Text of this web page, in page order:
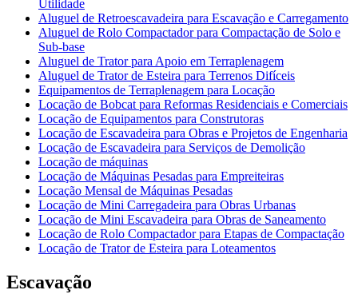
Utilidade
Aluguel de Retroescavadeira para Escavação e Carregamento
Aluguel de Rolo Compactador para Compactação de Solo e
Sub-base
Aluguel de Trator para Apoio em Terraplenagem
Aluguel de Trator de Esteira para Terrenos Difíceis
Equipamentos de Terraplenagem para Locação
Locação de Bobcat para Reformas Residenciais e Comerciais
Locação de Equipamentos para Construtoras
Locação de Escavadeira para Obras e Projetos de Engenharia
Locação de Escavadeira para Serviços de Demolição
Locação de máquinas
Locação de Máquinas Pesadas para Empreiteiras
Locação Mensal de Máquinas Pesadas
Locação de Mini Carregadeira para Obras Urbanas
Locação de Mini Escavadeira para Obras de Saneamento
Locação de Rolo Compactador para Etapas de Compactação
Locação de Trator de Esteira para Loteamentos
Escavação